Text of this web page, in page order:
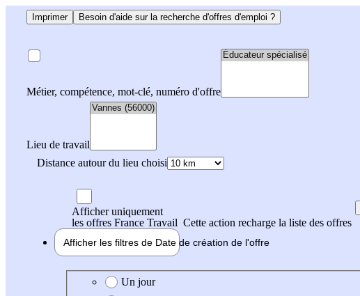
Imprimer Besoin d'aide sur la recherche d'offres d'emploi ?
Métier, compétence, mot-clé, numéro d'offre
Lieu de travail
Distance autour du lieu choisi
Afficher uniquement
les offres France Travail Cette action recharge la liste des offres
Afficher les filtres de Date de création de l'offre
Date de création de l'offre
Un jour